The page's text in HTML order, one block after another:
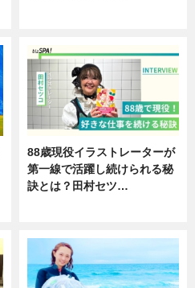
88歳現役イラストレーターが
第一線で活躍し続けられる秘
訣とは？田村セツ…